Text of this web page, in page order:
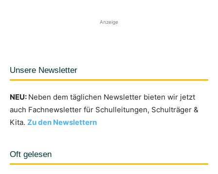
Anzeige
Unsere Newsletter
NEU: Neben dem täglichen Newsletter bieten wir jetzt
auch Fachnewsletter für Schulleitungen, Schulträger &
Kita. Zu den Newslettern
Oft gelesen